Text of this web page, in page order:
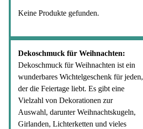
Keine Produkte gefunden.
Dekoschmuck für Weihnachten:
Dekoschmuck für Weihnachten ist ein
wunderbares Wichtelgeschenk für jeden,
der die Feiertage liebt. Es gibt eine
Vielzahl von Dekorationen zur
Auswahl, darunter Weihnachtskugeln,
Girlanden, Lichterketten und vieles